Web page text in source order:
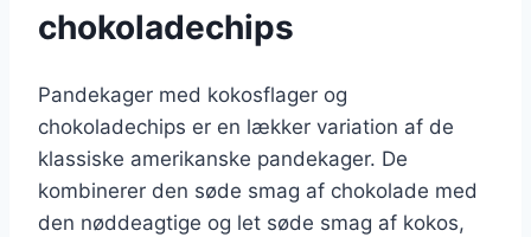
chokoladechips
Pandekager med kokosflager og
chokoladechips er en lækker variation af de
klassiske amerikanske pandekager. De
kombinerer den søde smag af chokolade med
den nøddeagtige og let søde smag af kokos,